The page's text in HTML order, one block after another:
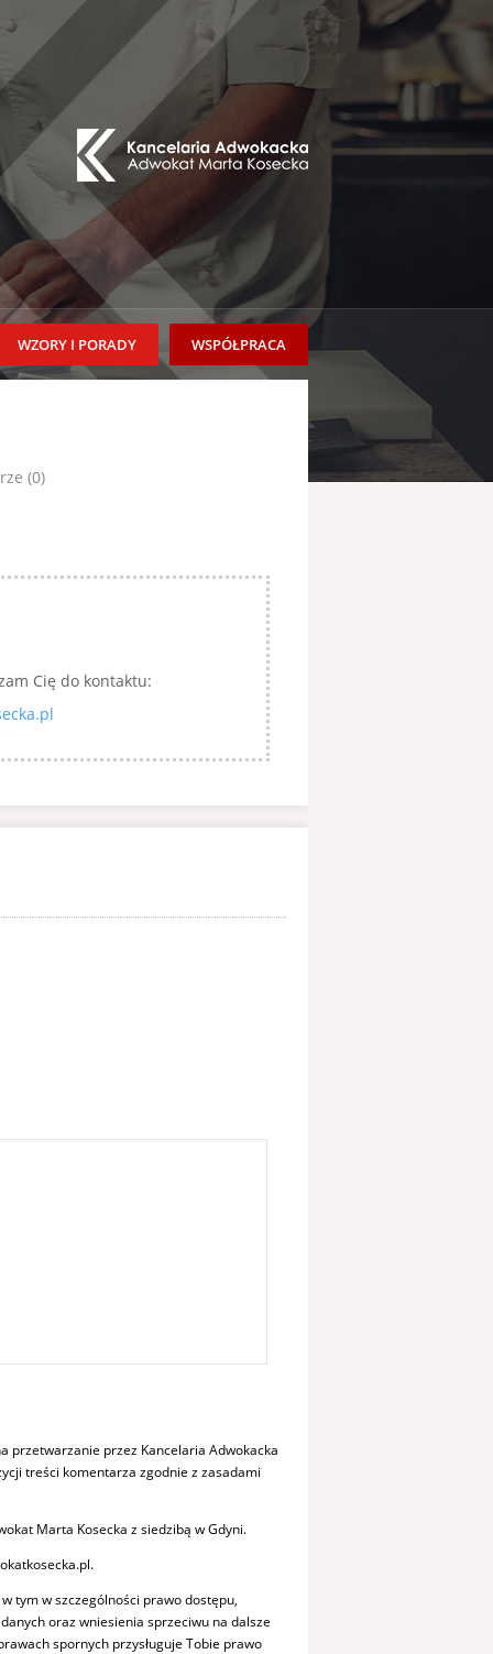
WSPÓŁPRACA
WZORY I PORADY
(0)
Cię do kontaktu:
przetwarzanie przez Kancelaria Adwokacka
treści komentarza zgodnie z zasadami
Marta Kosecka z siedzibą w Gdyni.
tym w szczególności prawo dostępu,
oraz wniesienia sprzeciwu na dalsze
spornych przysługuje Tobie prawo